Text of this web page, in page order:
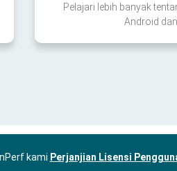
Pelajari lebih banyak
Android
kami Perjanjian Lisensi